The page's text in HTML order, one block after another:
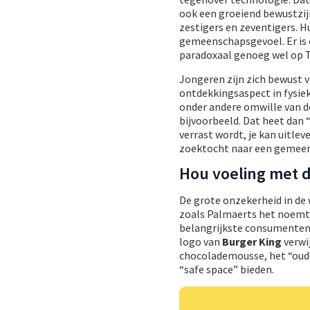
ook een groeiend
zestigers en zeventigers.
gemeenschapsgevoel. Er
paradoxaal genoeg wel op
Jongeren zijn zich bewust
ontdekkingsaspect in
onder andere omwille van
bijvoorbeeld. Dat heet dan
verrast wordt, je kan
zoektocht naar een
Hou voeling met
De grote onzekerheid in
zoals Palmaerts het
belangrijkste
logo van Burger King
chocolademousse, het
“safe space” bieden.